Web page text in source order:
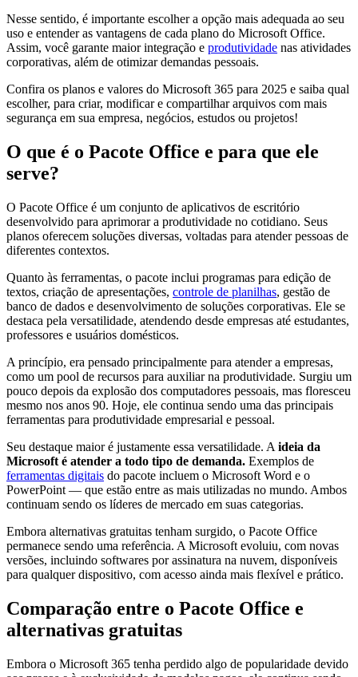
Nesse sentido, é importante escolher a opção mais adequada ao seu
uso e entender as vantagens de cada plano do Microsoft Office.
Assim, você garante maior integração e produtividade nas atividades
corporativas, além de otimizar demandas pessoais.
Confira os planos e valores do Microsoft 365 para 2025 e saiba qual
escolher, para criar, modificar e compartilhar arquivos com mais
segurança em sua empresa, negócios, estudos ou projetos!
O que é o Pacote Office e para que ele
serve?
O Pacote Office é um conjunto de aplicativos de escritório
desenvolvido para aprimorar a produtividade no cotidiano. Seus
planos oferecem soluções diversas, voltadas para atender pessoas de
diferentes contextos.
Quanto às ferramentas, o pacote inclui programas para edição de
textos, criação de apresentações, controle de planilhas, gestão de
banco de dados e desenvolvimento de soluções corporativas. Ele se
destaca pela versatilidade, atendendo desde empresas até estudantes,
professores e usuários domésticos.
A princípio, era pensado principalmente para atender a empresas,
como um pool de recursos para auxiliar na produtividade. Surgiu um
pouco depois da explosão dos computadores pessoais, mas floresceu
mesmo nos anos 90. Hoje, ele continua sendo uma das principais
ferramentas para produtividade empresarial e pessoal.
Seu destaque maior é justamente essa versatilidade. A ideia da
Microsoft é atender a todo tipo de demanda. Exemplos de
ferramentas digitais do pacote incluem o Microsoft Word e o
PowerPoint — que estão entre as mais utilizadas no mundo. Ambos
continuam sendo os líderes de mercado em suas categorias.
Embora alternativas gratuitas tenham surgido, o Pacote Office
permanece sendo uma referência. A Microsoft evoluiu, com novas
versões, incluindo softwares por assinatura na nuvem, disponíveis
para qualquer dispositivo, com acesso ainda mais flexível e prático.
Comparação entre o Pacote Office e
alternativas gratuitas
Embora o Microsoft 365 tenha perdido algo de popularidade devido